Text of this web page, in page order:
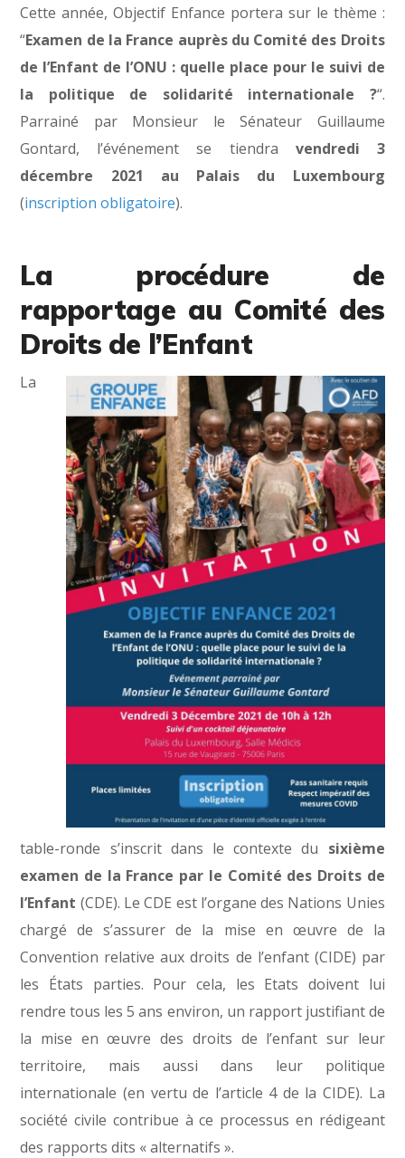
Cette année, Objectif Enfance portera sur le thème :
“Examen de la France auprès du Comité des Droits
de l’Enfant de l’ONU : quelle place pour le suivi de
la politique de solidarité internationale ?“.
Parrainé par Monsieur le Sénateur Guillaume
Gontard, l’événement se tiendra vendredi 3
décembre 2021 au Palais du Luxembourg
(inscription obligatoire).
La procédure de
rapportage au Comité des
Droits de l’Enfant
La
table-ronde s’inscrit dans le contexte du sixième
examen de la France par le Comité des Droits de
l’Enfant (CDE). Le CDE est l’organe des Nations Unies
chargé de s’assurer de la mise en œuvre de la
Convention relative aux droits de l’enfant (CIDE) par
les États parties. Pour cela, les Etats doivent lui
rendre tous les 5 ans environ, un rapport justifiant de
la mise en œuvre des droits de l’enfant sur leur
territoire, mais aussi dans leur politique
internationale (en vertu de l’article 4 de la CIDE). La
société civile contribue à ce processus en rédigeant
des rapports dits « alternatifs ».